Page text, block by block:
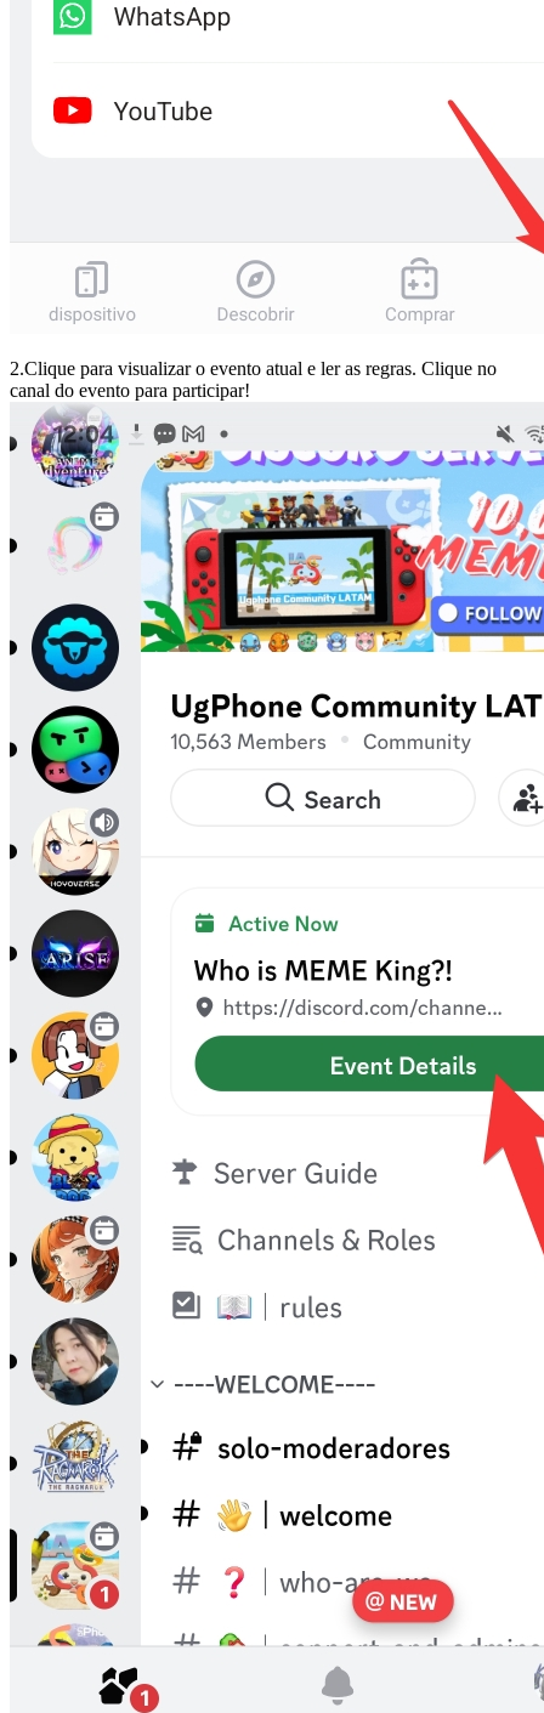
2.Clique para visualizar o evento atual e ler as regras. Clique no
canal do evento para participar!